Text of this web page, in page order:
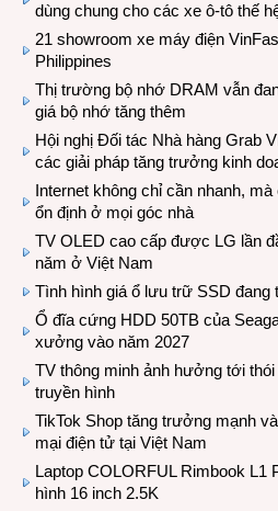
dùng chung cho các xe ô-tô thế
21 showroom xe máy điện
Philippines
Thị trường bộ nhớ DRAM vẫn
giá bộ nhớ tăng thêm
Hội nghị Đối tác Nhà hàng Grab
các giải pháp tăng trưởng kinh
Internet không chỉ cần nhanh,
ổn định ở mọi góc nhà
TV OLED cao cấp được LG lần
năm ở Việt Nam
Tình hình giá ổ lưu trữ SSD đang
Ổ đĩa cứng HDD 50TB của
xưởng vào năm 2027
TV thông minh ảnh hưởng tới
truyền hình
TikTok Shop tăng trưởng mạnh
mại điện tử tại Việt Nam
Laptop COLORFUL Rimbook L1
hình 16 inch 2.5K